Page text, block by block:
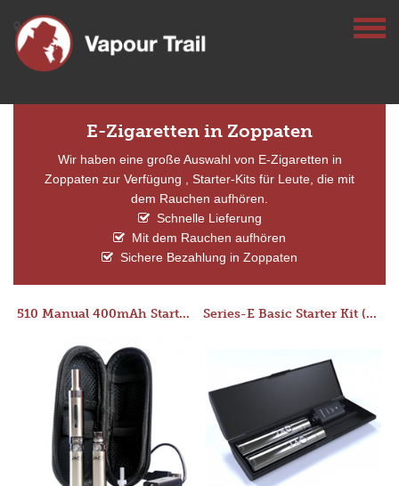
E-Zigaretten in Zoppaten
Wir haben eine große Auswahl von E-Zigaretten in
Zoppaten zur Verfügung , Starter-Kits für Leute, die mit
dem Rauchen aufhören.
Schnelle Lieferung
Mit dem Rauchen aufhören
Sichere Bezahlung in Zoppaten
510 Manual 400mAh Starter Kit Series-E Basic Starter Kit (No Tank)